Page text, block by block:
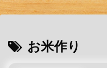
お米作り